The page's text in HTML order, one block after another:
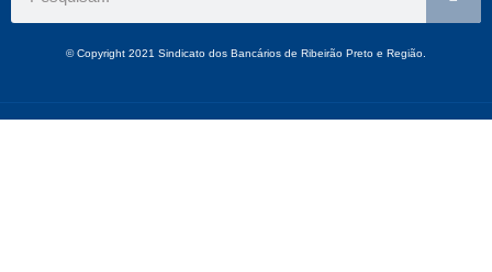
© Copyright 2021 Sindicato dos Bancários de Ribeirão Preto e Região.